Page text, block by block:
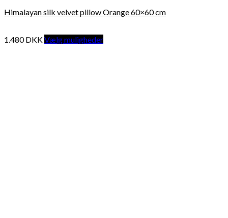
Himalayan silk velvet pillow Orange 60×60 cm
1.480DKKVælg muligheder